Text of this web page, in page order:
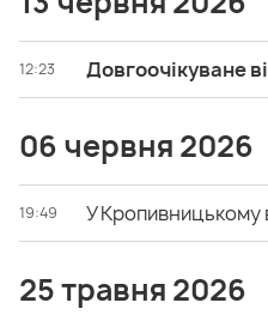
12:23 Довгоочікуване
06 червня 2026
19:49 У Кропивницькому
25 травня 2026